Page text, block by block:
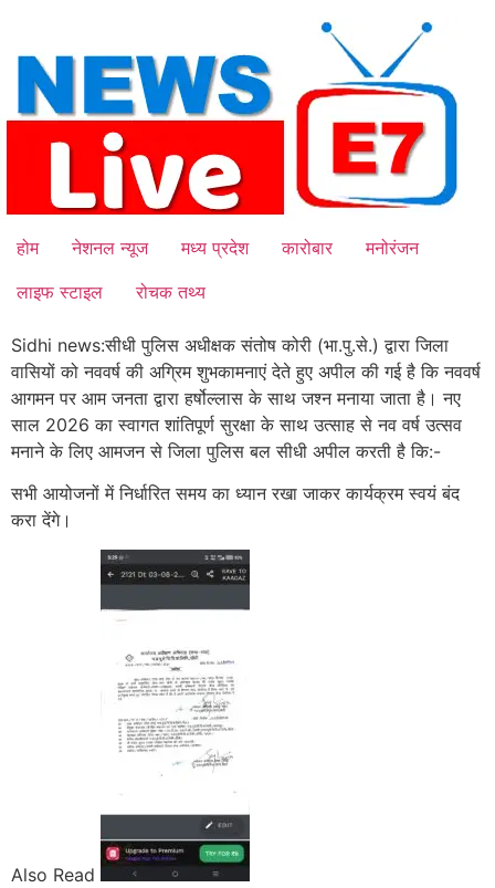
content
होम नेशनल न्यूज मध्य प्रदेश कारोबार
मनोरंजन
लाइफ स्टाइल
रोचक तथ्य
Sidhi news:सीधी पुलिस अधीक्षक संतोष कोरी (भा.पु.से.) द्वारा जिला
वासियों को नववर्ष की अग्रिम शुभकामनाएं देते हुए अपील की गई है कि नववर्ष
आगमन पर आम जनता द्वारा हर्षोल्लास के साथ जश्न मनाया जाता है। नए
साल 2026 का स्वागत शांतिपूर्ण सुरक्षा के साथ उत्साह से नव वर्ष उत्सव
मनाने के लिए आमजन से जिला पुलिस बल सीधी अपील करती है कि:-
सभी आयोजनों में निर्धारित समय का ध्यान रखा जाकर कार्यक्रम स्वयं बंद
करा देंगे।
Also Read